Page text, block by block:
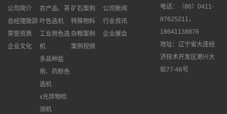
公司简介
总经理致辞
荣誉资质
企业文化
农产品、茶
叶色选机
工业用色选
机
多品种盐
用、药粉色
选机
x光异物检
测机
矿石案例
特殊物料
杂粮案例
案例视频
公司新闻
行业资讯
企业展会
电话：（86）0411-
87625211，
18641138876
地址：辽宁省大连经
济技术开发区港兴大
街77-46号